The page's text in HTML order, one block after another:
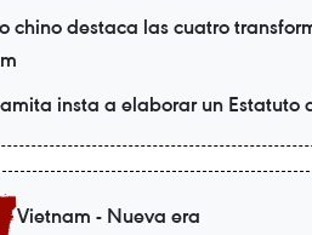
chino destaca las cuatro
insta a elaborar un Estatuto
Vietnam - Nueva era